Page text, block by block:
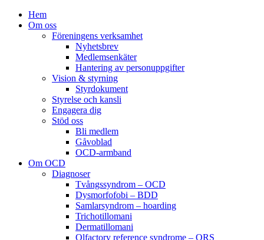
Hem
Om oss
Föreningens verksamhet
Nyhetsbrev
Medlemsenkäter
Hantering av personuppgifter
Vision & styrning
Styrdokument
Styrelse och kansli
Engagera dig
Stöd oss
Bli medlem
Gåvoblad
OCD-armband
Om OCD
Diagnoser
Tvångssyndrom – OCD
Dysmorfofobi – BDD
Samlarsyndrom – hoarding
Trichotillomani
Dermatillomani
Olfactory reference syndrome – ORS